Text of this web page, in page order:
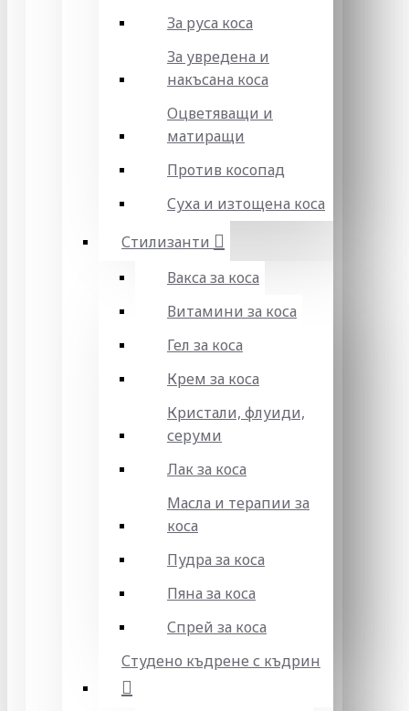
За руса коса
За увредена и
накъсана коса
Оцветяващи и
матиращи
Против косопад
Суха и изтощена коса
Стилизанти
Вакса за коса
Витамини за коса
Гел за коса
Крем за коса
Кристали, флуиди,
серуми
Лак за коса
Масла и терапии за
коса
Пудра за коса
Пяна за коса
Спрей за коса
Студено къдрене с къдрин